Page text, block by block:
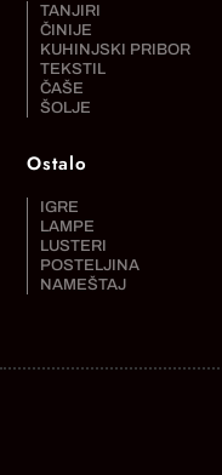
TANJIRI
ČINIJE
KUHINJSKI PRIBOR
TEKSTIL
ČAŠE
ŠOLJE
Ostalo
IGRE
LAMPE
LUSTERI
POSTELJINA
NAMEŠTAJ